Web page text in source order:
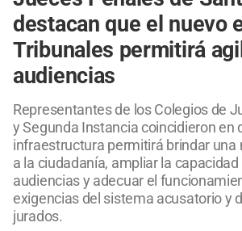
destacan que el nuevo
Tribunales permitirá
audiencias
Representantes de los Colegios de
y Segunda Instancia coincidieron en
infraestructura permitirá brindar una
a la ciudadanía, ampliar la
audiencias y adecuar el
exigencias del sistema acusatorio y
jurados.